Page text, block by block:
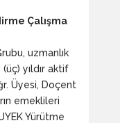
Çalışma
uzmanlık
yıldır aktif
Üyesi, Doçent
emeklileri
Yürütme